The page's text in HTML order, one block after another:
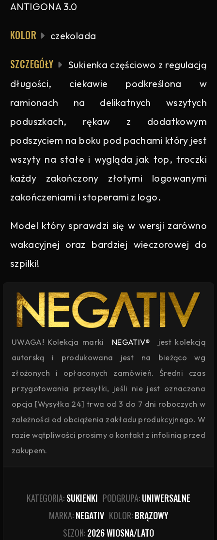
ANTIGONA 3.0
KOLOR czekolada
SZCZEGÓŁY
Sukienka częściowo z regulacją
długości, ciekawie podkreślona w
ramionach na delikatnych wszytych
poduszkach, rękaw z dodatkowym
podszyciem na boku pod pachami który jest
wszyty na stałe i wygląda jak top, troczki
każdy zakończony złotymi logowanymi
zakończeniami i stoperami z logo.
Model który sprawdzi się w wersji zarówno
wakacyjnej oraz bardziej wieczorowej do
szpilki!
UWAGA! Kolekcja marki NEGATIV®
jest kolekcją
autorską i produkowana jest na bieżąco wg
złożonych i opłaconych zamówień. Średni czas
przygotowania przesyłki, jeśli nie jest oznaczona
opcja [Wysyłka 24] trwa od 3 do 7 dni roboczych w
zależności od obciążenia zakładu produkcyjnego. W
razie wątpliwości prosimy o kontakt z infolinią przed
zakupem.
KATEGORIA:SUKIENKI PODGRUPA:UNIWERSALNE
MARKA:NEGATIV KOLOR:BRĄZOWY
SEZON:2026 WIOSNA/LATO